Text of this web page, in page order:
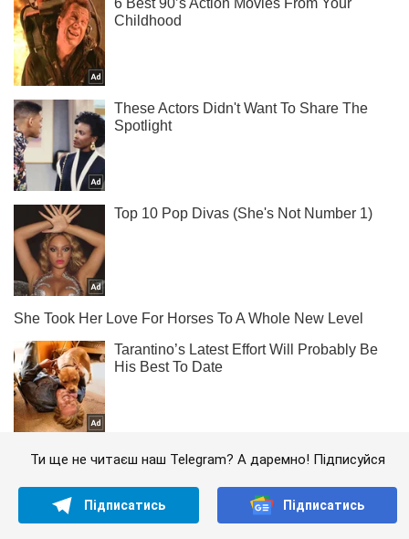
Ти ще не читаєш наш Telegram? А даремно! Підписуйся
Підписатись Підписатись